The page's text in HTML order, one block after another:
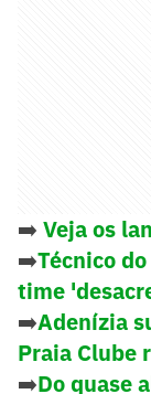
➡️ Veja os
➡️Técnico
time
➡️Adenízia
Praia Clube
➡️Do quase